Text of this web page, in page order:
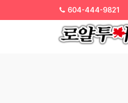
604-444-9821